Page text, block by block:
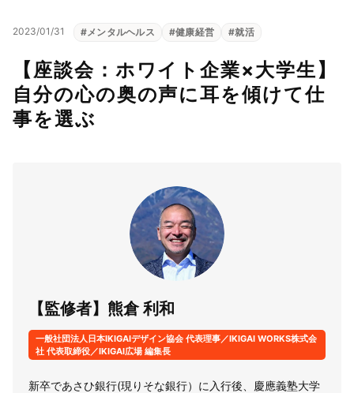
2023/01/31 #メンタルヘルス #健康経営 #就活
【座談会：ホワイト企業×大学生】
自分の心の奥の声に耳を傾けて仕
事を選ぶ
【監修者】熊倉 利和
一般社団法人日本IKIGAIデザイン協会 代表理事／IKIGAI WORKS株式会
社 代表取締役／IKIGAI広場 編集長
新卒であさひ銀行(現りそな銀行）に入行後、慶應義塾大学